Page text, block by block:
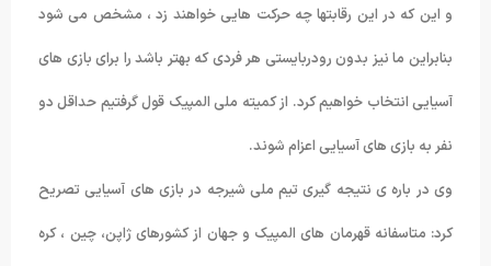
و این که در این رقابتها چه حرکت هایی خواهند زد ، مشخص می شود
بنابراین ما نیز بدون رودربایستی هر فردی که بهتر باشد را برای بازی های
آسیایی انتخاب خواهیم کرد. از کمیته ملی المپیک قول گرفتیم حداقل دو
نفر به بازی های آسیایی اعزام شوند.
وی در باره ی نتیجه گیری تیم ملی شیرجه در بازی های آسیایی تصریح
کرد: متاسفانه قهرمان های المپیک و جهان از کشورهای ژاپن، چین ، کره